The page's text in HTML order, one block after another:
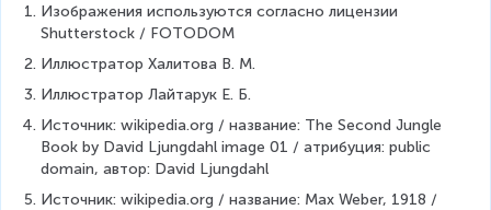
Изображения используются согласно лицензии
Shutterstock / FOTODOM
Иллюстратор Халитова В. М.
Иллюстратор Лайтарук Е. Б.
Источник: wikipedia.org / название: The Second Jungle
Book by David Ljungdahl image 01 / атрибуция: public
domain, автор: David Ljungdahl
Источник: wikipedia.org / название: Max Weber, 1918 /